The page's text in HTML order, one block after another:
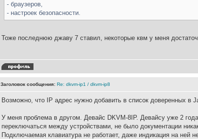
- браузеров,
- настроек безопасности.
Тоже последнюю джаву 7 ставил, некоторые квм у меня
Заголовок сообщения: Re: dkvm-ip1 / dkvm-ip8
Возможно, что IP адрес нужно добавить в список доверенных в
У меня проблема в другом. Девайс DKVM-8IP. Девайсу уже 2
переключаться между устройствами, не было документации
Подключаемая клавиатура не работает, даже индикация на ней